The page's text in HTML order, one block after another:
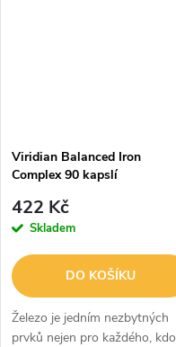
Viridian Balanced Iron
Complex 90 kapslí
422 Kč
Skladem
DO KOŠÍKU
Železo je jedním nezbytných
prvků nejen pro každého, kdo